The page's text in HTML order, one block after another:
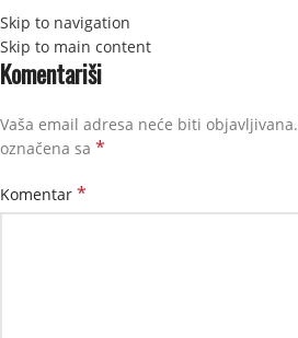
Skip to navigation
Skip to main content
Komentariši
Vaša email adresa neće biti objavljivana.
označena sa *
Komentar *